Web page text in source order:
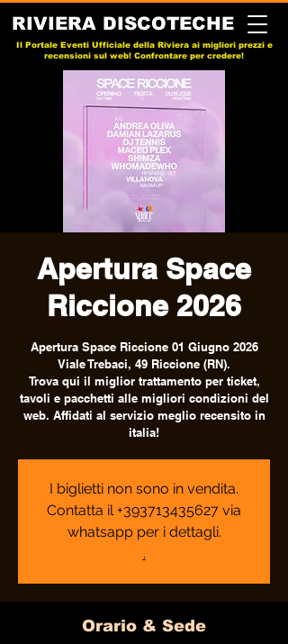
RIVIERA DISCOTECHE
Il Portale Eventi Ufficiale della Riviera ai migliori prezzi e
recensioni sul web! Confrontare per credere!
Apertura Space
Riccione 2026
Apertura Space Riccione 01 Giugno 2026
Viale Trebaci, 49 Riccione (RN).
Trova qui il miglior trattamento per ticket,
tavoli e pacchetti alle migliori condizioni del
web. Affidati al servizio meglio recensito in
italia!
I biglietti non sono in vendita.
Contatta il +393713435627 via
whatsapp per i dettagli.
.
Orario & Sede